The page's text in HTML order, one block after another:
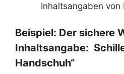
Inhaltsangaben von
Beispiel: Der sichere
Inhaltsangabe:
Handschuh“